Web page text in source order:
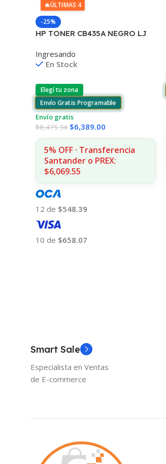
🔥ÚLTIMAS 4
-25%
HP TONER CB435A NEGRO LJ
Ingresando
En Stock
Elegí tu zona
Envío Gratis Programable
Envío gratis
$8,475.34 $6,389.00
5% OFF · Transferencia
Santander o PREX:
$6,069.55
12 de $548.39
10 de $658.07
Smart Sale
Especialista en Ventas
de E-commerce